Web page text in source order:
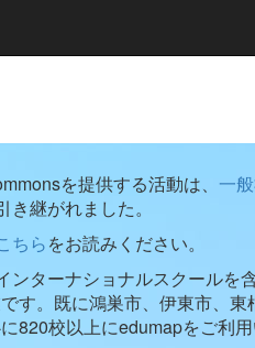
を提供する活動は、 一
き継がれました。
ちらをお読みください。
ターナショナルスクールを
す。既に鴻巣市、伊東市、
820校以上にedumapをご利用